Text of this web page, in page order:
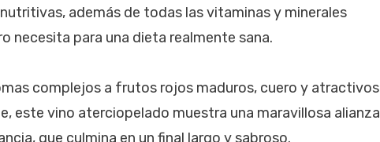
además de todas las vitaminas y minerales
necesita para una dieta realmente sana.
complejos a frutos rojos maduros, cuero y atractivos
este vino aterciopelado muestra una maravillosa alianza
que culmina en un final largo y sabroso.